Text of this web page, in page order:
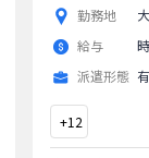
勤務地
給与
派遣形態
+12